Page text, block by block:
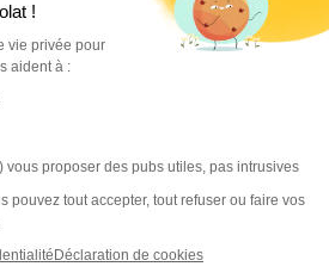
gestion de l'environnement de travail.
capteurs IoT pour des locaux sains,
collaborateur simplifiée.
!
vie privée pour
aident à :
proposer des pubs utiles, pas intrusives
pouvez tout accepter, tout refuser ou faire vos
Déclaration de cookies